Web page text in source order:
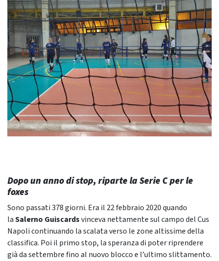
Dopo un anno di stop, riparte la Serie C per le
foxes
Sono passati 378 giorni. Era il 22 febbraio 2020 quando
laSalerno Guiscardsvinceva nettamente sul campo del Cus
Napoli continuando la scalata verso le zone altissime della
classifica. Poi il primo stop, la speranza di poter riprendere
già da settembre fino al nuovo blocco e l’ultimo slittamento.